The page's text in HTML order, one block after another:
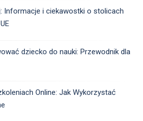
Informacje i ciekawostki o stolicach
dziecko do nauki: Przewodnik dla
Online: Jak Wykorzystać